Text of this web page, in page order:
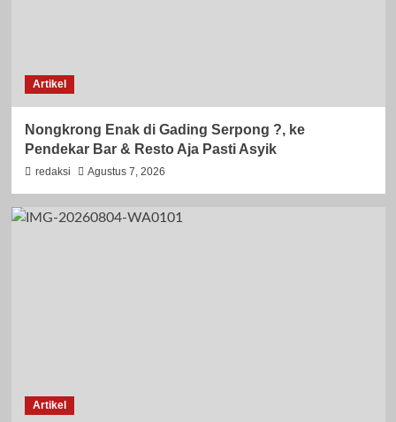
Artikel
Nongkrong Enak di Gading Serpong ?, ke
Pendekar Bar & Resto Aja Pasti Asyik
redaksi Agustus 7, 2026
Artikel